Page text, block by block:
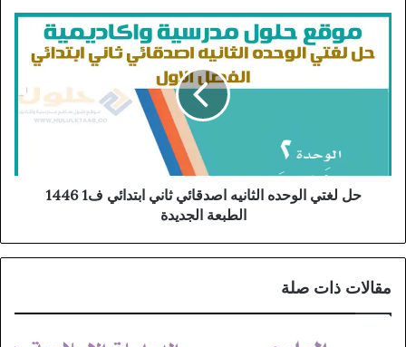
حل لغتي الوحده الثانيه اصدقائي ثاني ابتدائي ف1 1446
الطبعة الجديدة
مقالات ذات صلة